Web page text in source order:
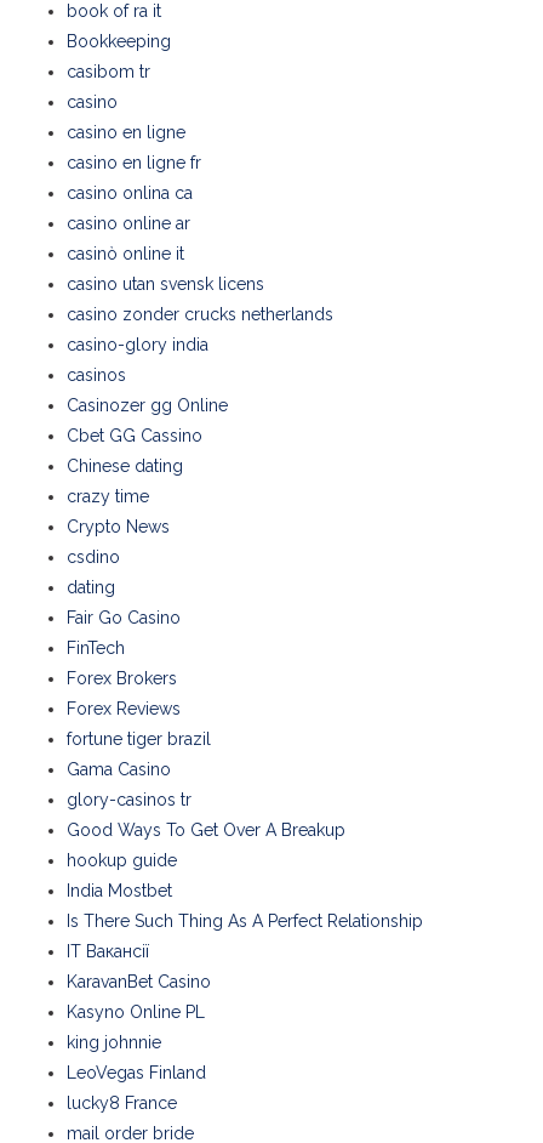
book of ra it
Bookkeeping
casibom tr
casino
casino en ligne
casino en ligne fr
casino onlina ca
casino online ar
casinò online it
casino utan svensk licens
casino zonder crucks netherlands
casino-glory india
casinos
Casinozer gg Online
Cbet GG Cassino
Chinese dating
crazy time
Crypto News
csdino
dating
Fair Go Casino
FinTech
Forex Brokers
Forex Reviews
fortune tiger brazil
Gama Casino
glory-casinos tr
Good Ways To Get Over A Breakup
hookup guide
India Mostbet
Is There Such Thing As A Perfect Relationship
IT Вакансії
KaravanBet Casino
Kasyno Online PL
king johnnie
LeoVegas Finland
lucky8 France
mail order bride